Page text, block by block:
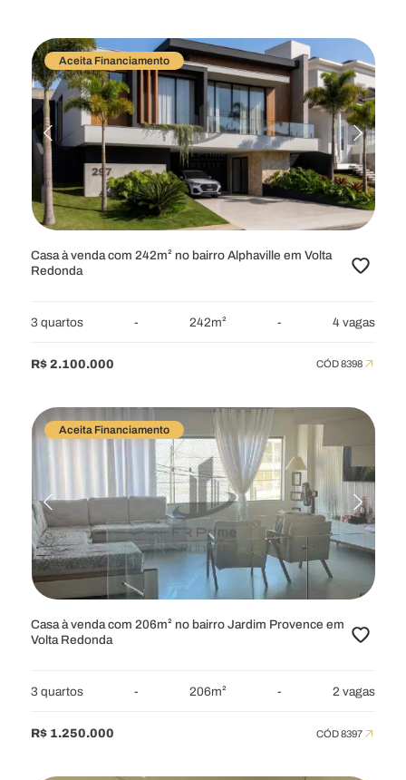
Aceita Financiamento
Casa à venda com 242m² no bairro Alphaville em Volta
Redonda
3 quartos - 242m² - 4 vagas
R$ 2.100.000 CÓD 8398
Aceita Financiamento
Casa à venda com 206m² no bairro Jardim Provence em
Volta Redonda
3 quartos - 206m² - 2 vagas
R$ 1.250.000 CÓD 8397